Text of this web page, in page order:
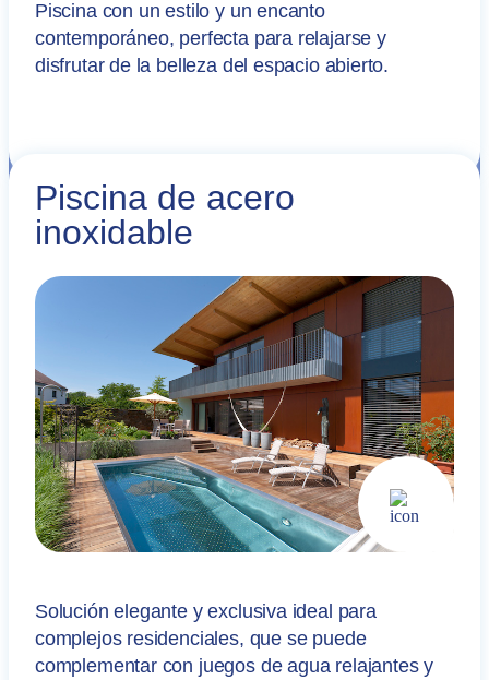
Piscina con un estilo y un encanto
contemporáneo, perfecta para relajarse y
disfrutar de la belleza del espacio abierto.
Piscina de acero
inoxidable
Solución elegante y exclusiva ideal para
complejos residenciales, que se puede
complementar con juegos de agua relajantes y